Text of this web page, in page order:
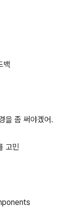
백
을 좀 써야겠어.
고민